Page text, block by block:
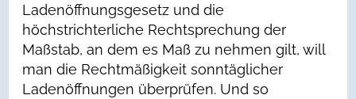
Ladenöffnungsgesetz und die
höchstrichterliche Rechtsprechung der
Maßstab, an dem es Maß zu nehmen gilt, will
man die Rechtmäßigkeit sonntäglicher
Ladenöffnungen überprüfen. Und so